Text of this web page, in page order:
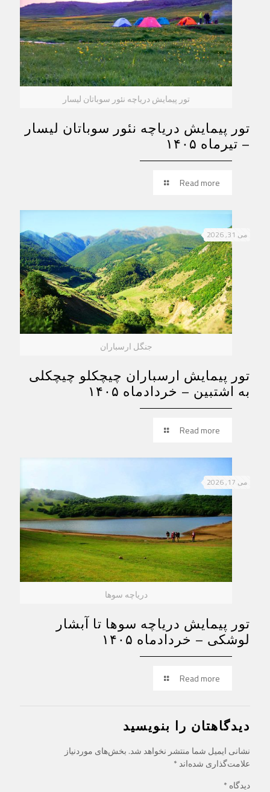
تور پیمایش دریاچه نئور سوباتان لیسار
تور پیمایش دریاچه نئور سوباتان لیسار
– تیرماه ۱۴۰۵
Read more
جنگل ارسباران
می 31, 2026
تور پیمایش ارسباران چیچکلو چیچکلی
به اشتبین – خردادماه ۱۴۰۵
Read more
دریاچه سوها
می 17, 2026
تور پیمایش دریاچه سوها تا آبشار
لوشکی – خردادماه ۱۴۰۵
Read more
دیدگاهتان را بنویسید
نشانی ایمیل شما منتشر نخواهد شد. بخش‌های موردنیاز
علامت‌گذاری شده‌اند*
دیدگاه*